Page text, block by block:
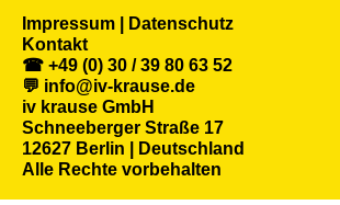
Impressum | Datenschutz
Kontakt
☎ +49 (0) 30 / 39 80 63 52
💬 info@iv-krause.de
iv krause GmbH
Schneeberger Straße 17
12627 Berlin | Deutschland
Alle Rechte vorbehalten